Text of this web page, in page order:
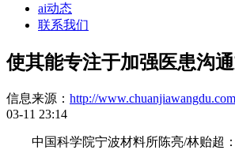
ai动态
联系我们
使其能专注于加强医患沟
信息来源： http://www.chuanjiawangdu.com
03-11 23:14
中国科学院宁波材料所陈亮/林贻超：